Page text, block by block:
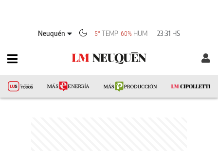
Neuquén 5° TEMP 60% HUM 23:31 HS